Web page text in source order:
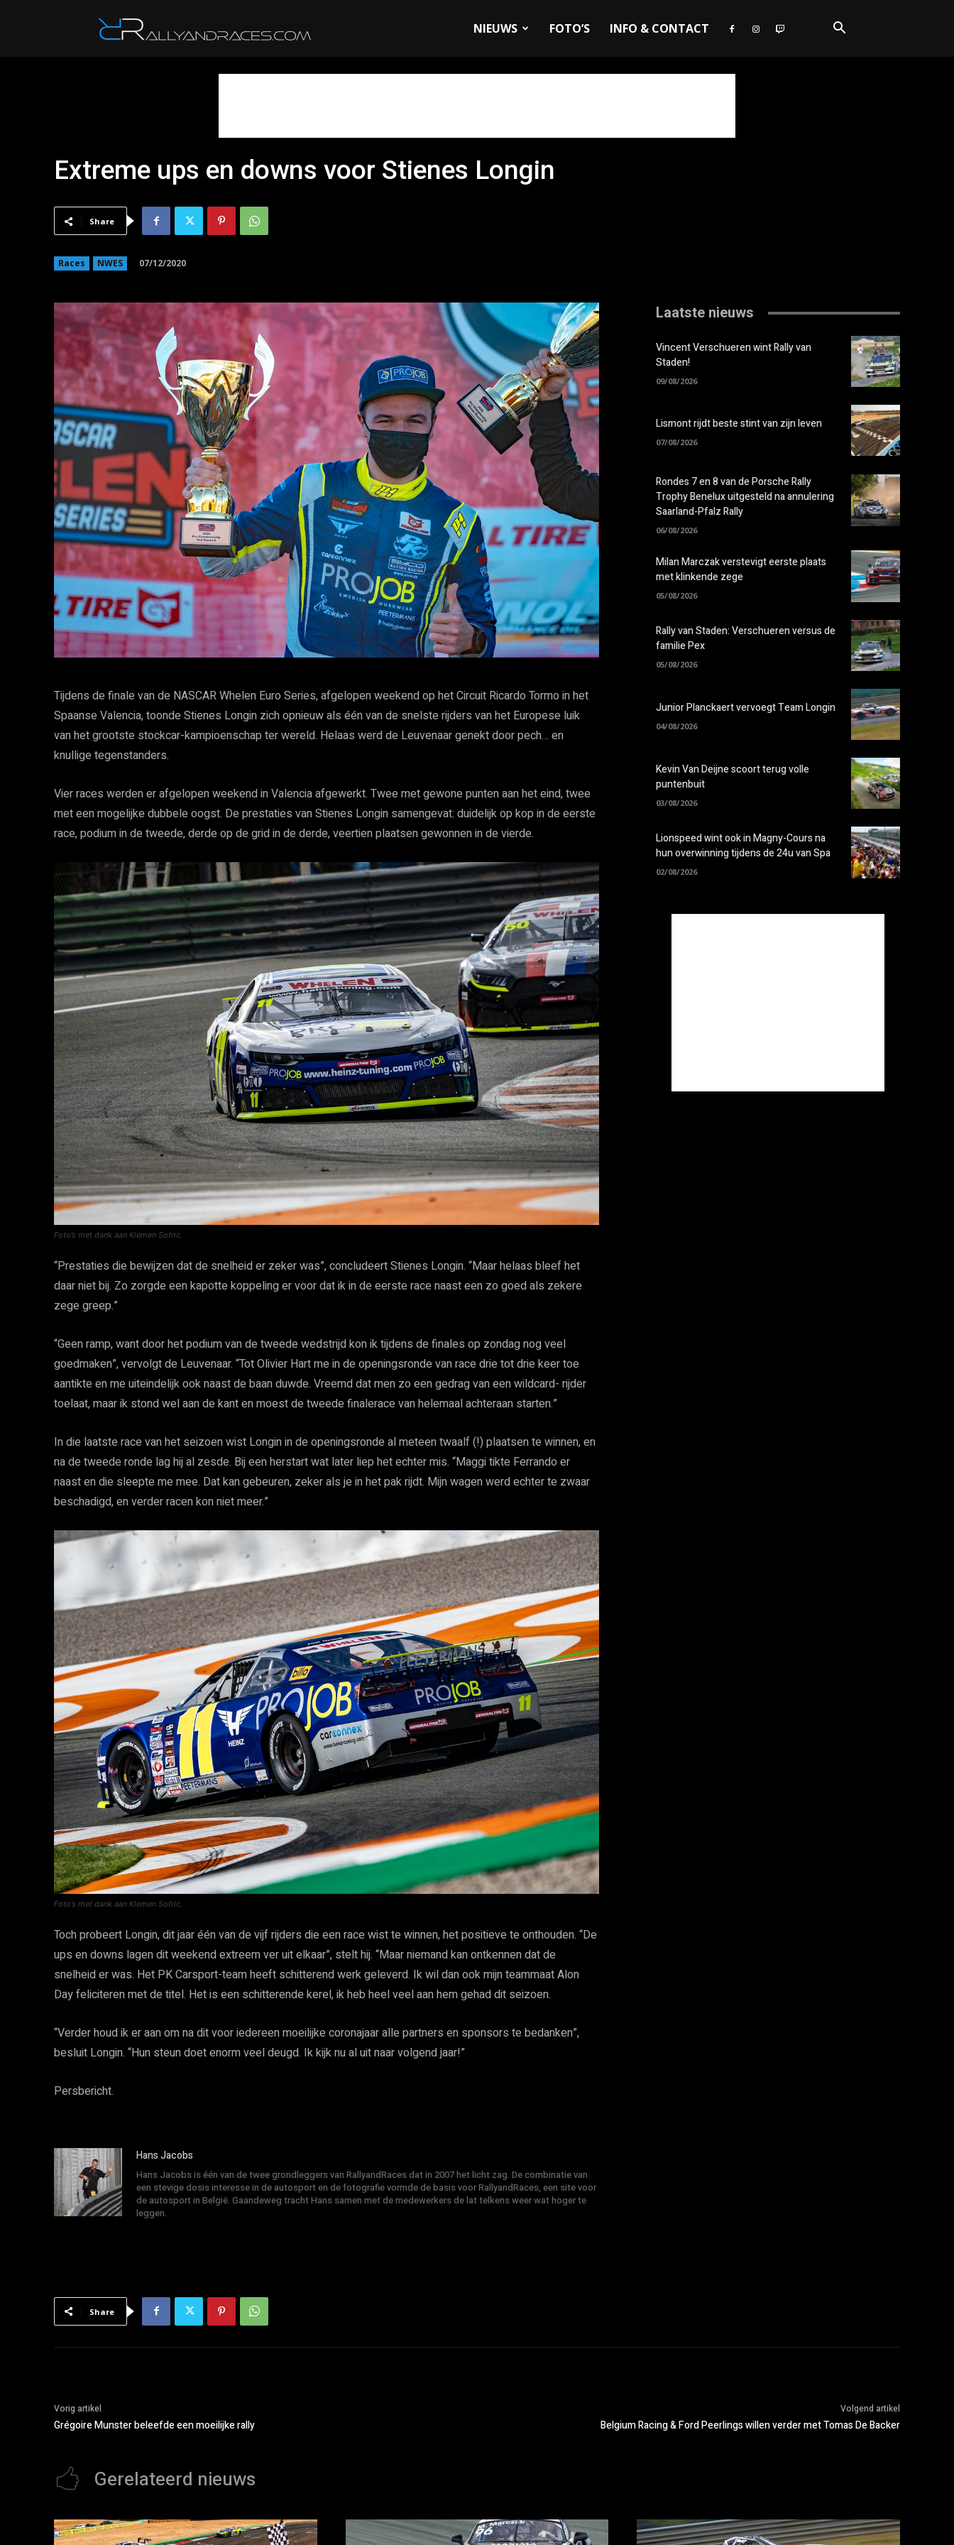
NIEUWS FOTO’S INFO & CONTACT
Extreme ups en downs voor Stienes Longin
Share
Races NWES 07/12/2020
Tijdens de finale van de NASCAR Whelen Euro Series, afgelopen weekend op het Circuit Ricardo Tormo in het
Spaanse Valencia, toonde Stienes Longin zich opnieuw als één van de snelste rijders van het Europese luik
van het grootste stockcar-kampioenschap ter wereld. Helaas werd de Leuvenaar genekt door pech… en
knullige tegenstanders.
Vier races werden er afgelopen weekend in Valencia afgewerkt. Twee met gewone punten aan het eind, twee
met een mogelijke dubbele oogst. De prestaties van Stienes Longin samengevat: duidelijk op kop in de eerste
race, podium in de tweede, derde op de grid in de derde, veertien plaatsen gewonnen in de vierde.
Foto’s met dank aan Klemen Sofric.
“Prestaties die bewijzen dat de snelheid er zeker was”, concludeert Stienes Longin. “Maar helaas bleef het
daar niet bij. Zo zorgde een kapotte koppeling er voor dat ik in de eerste race naast een zo goed als zekere
zege greep.”
“Geen ramp, want door het podium van de tweede wedstrijd kon ik tijdens de finales op zondag nog veel
goedmaken”, vervolgt de Leuvenaar. “Tot Olivier Hart me in de openingsronde van race drie tot drie keer toe
aantikte en me uiteindelijk ook naast de baan duwde. Vreemd dat men zo een gedrag van een wildcard- rijder
toelaat, maar ik stond wel aan de kant en moest de tweede finalerace van helemaal achteraan starten.”
In die laatste race van het seizoen wist Longin in de openingsronde al meteen twaalf (!) plaatsen te winnen, en
na de tweede ronde lag hij al zesde. Bij een herstart wat later liep het echter mis. “Maggi tikte Ferrando er
naast en die sleepte me mee. Dat kan gebeuren, zeker als je in het pak rijdt. Mijn wagen werd echter te zwaar
beschadigd, en verder racen kon niet meer.”
Foto’s met dank aan Klemen Sofric.
Toch probeert Longin, dit jaar één van de vijf rijders die een race wist te winnen, het positieve te onthouden. “De
ups en downs lagen dit weekend extreem ver uit elkaar”, stelt hij. “Maar niemand kan ontkennen dat de
snelheid er was. Het PK Carsport-team heeft schitterend werk geleverd. Ik wil dan ook mijn teammaat Alon
Day feliciteren met de titel. Het is een schitterende kerel, ik heb heel veel aan hem gehad dit seizoen.
“Verder houd ik er aan om na dit voor iedereen moeilijke coronajaar alle partners en sponsors te bedanken”,
besluit Longin. “Hun steun doet enorm veel deugd. Ik kijk nu al uit naar volgend jaar!”
Persbericht.
Hans Jacobs
Hans Jacobs is één van de twee grondleggers van RallyandRaces dat in 2007 het licht zag. De combinatie van
een stevige dosis interesse in de autosport en de fotografie vormde de basis voor RallyandRaces, een site voor
de autosport in België. Gaandeweg tracht Hans samen met de medewerkers de lat telkens weer wat hoger te
leggen.
Laatste nieuws
Vincent Verschueren wint Rally van
Staden!
09/08/2026
Lismont rijdt beste stint van zijn leven
07/08/2026
Rondes 7 en 8 van de Porsche Rally
Trophy Benelux uitgesteld na annulering
Saarland-Pfalz Rally
06/08/2026
Milan Marczak verstevigt eerste plaats
met klinkende zege
05/08/2026
Rally van Staden: Verschueren versus de
familie Pex
05/08/2026
Junior Planckaert vervoegt Team Longin
04/08/2026
Kevin Van Deijne scoort terug volle
puntenbuit
03/08/2026
Lionspeed wint ook in Magny-Cours na
hun overwinning tijdens de 24u van Spa
02/08/2026
Share
Vorig artikel
Grégoire Munster beleefde een moeilijke rally
Volgend artikel
Belgium Racing & Ford Peerlings willen verder met Tomas De Backer
Gerelateerd nieuws